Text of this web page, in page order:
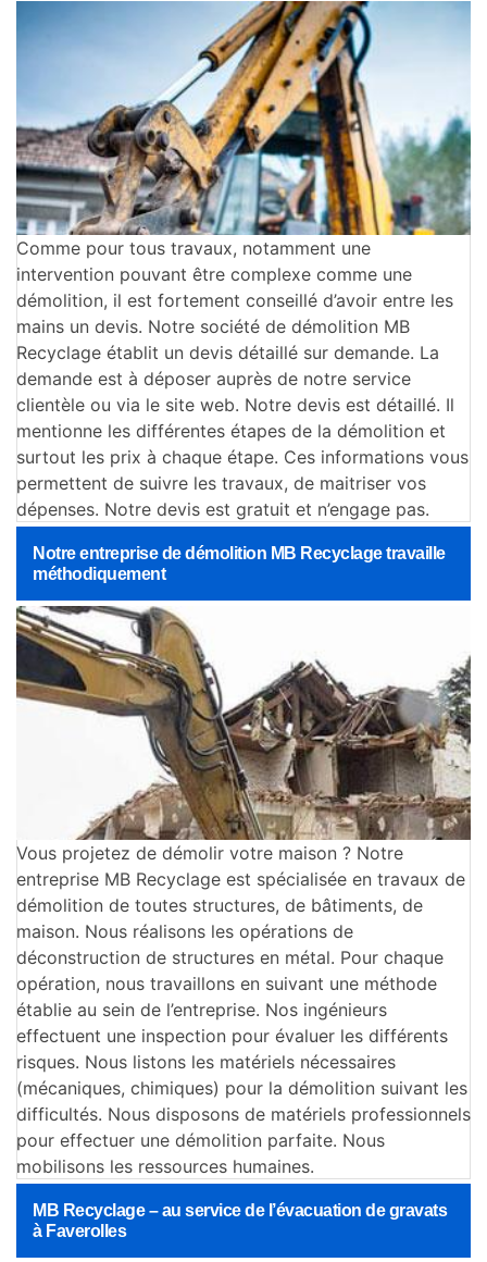
Comme pour tous travaux, notamment une
intervention pouvant être complexe comme une
démolition, il est fortement conseillé d’avoir entre les
mains un devis. Notre société de démolition MB
Recyclage établit un devis détaillé sur demande. La
demande est à déposer auprès de notre service
clientèle ou via le site web. Notre devis est détaillé. Il
mentionne les différentes étapes de la démolition et
surtout les prix à chaque étape. Ces informations vous
permettent de suivre les travaux, de maitriser vos
dépenses. Notre devis est gratuit et n’engage pas.
Notre entreprise de démolition MB Recyclage travaille
méthodiquement
Vous projetez de démolir votre maison ? Notre
entreprise MB Recyclage est spécialisée en travaux de
démolition de toutes structures, de bâtiments, de
maison. Nous réalisons les opérations de
déconstruction de structures en métal. Pour chaque
opération, nous travaillons en suivant une méthode
établie au sein de l’entreprise. Nos ingénieurs
effectuent une inspection pour évaluer les différents
risques. Nous listons les matériels nécessaires
(mécaniques, chimiques) pour la démolition suivant les
difficultés. Nous disposons de matériels professionnels
pour effectuer une démolition parfaite. Nous
mobilisons les ressources humaines.
MB Recyclage – au service de l’évacuation de gravats
à Faverolles